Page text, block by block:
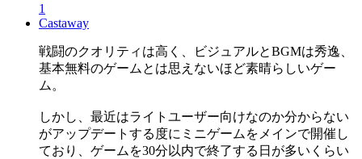
1
Castaway
戦闘のクオリティは高く、ビジュアルとBGMは秀逸、
基本無料のゲームとは思えないほど素晴らしいゲー
ム。
しかし、最近はライトユーザー向けなのか分からない
がアップデートする度にミニゲームをメインで開催し
ており、ゲームを30分以内で終了する日が多いくらい